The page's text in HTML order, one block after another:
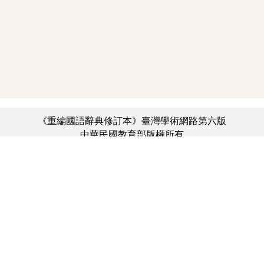
《重編國語辭典修訂本》臺灣學術網路第六版
中華民國教育部版權所有